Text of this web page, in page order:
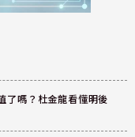
了嗎？杜金龍看懂明後